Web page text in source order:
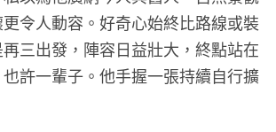
令人動容。好奇心始終比路線或裝
三出發，陣容日益壯大，終點站在
許一輩子。他手握一張持續自行擴